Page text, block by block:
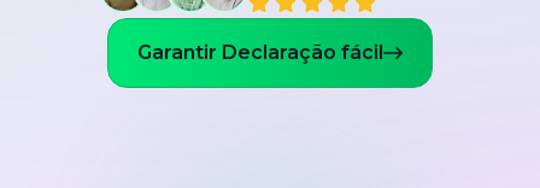
Garantir Declaração fácil